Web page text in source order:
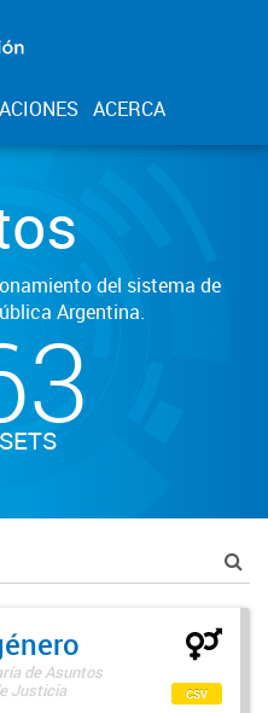
ACERCA
del sistema de
Argentina.
de Asuntos
Justicia
csv